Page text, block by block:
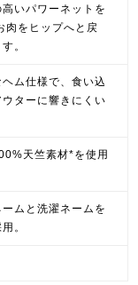
いパワーネットを
肉をヒップへと戻
。
ム仕様で、食い込
ターに響きにくい
天竺素材*を使用
ムと洗濯ネームを
。